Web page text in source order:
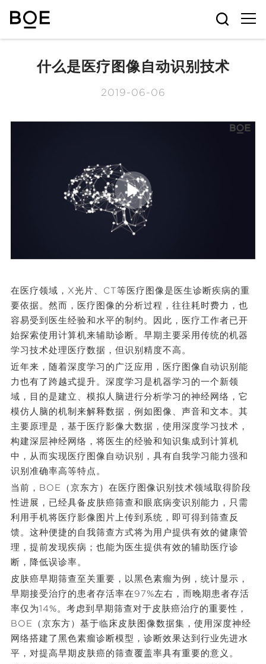
什么是医疗图像自动识别技术
2019-06-06
P
l
a
y
V
i
d
e
o
在医疗领域，X光片、CT等医疗图像是医生诊断疾病的重
要依据。然而，医疗图像的分析过程，往往耗时费力，也
容易受到医生经验和水平的制约。因此，医疗工作者已开
始探索使用计算机来辅助诊断。早期主要采用传统的机器
学习技术处理医疗数据，但识别精度不高。
近年来，随着深度学习的广泛应用，医疗图像自动识别能
力也有了跨越式提升。深度学习是机器学习的一个新领
域，目的是建立、模拟人脑进行分析学习的神经网络，它
模仿人脑的机制来解释数据，例如图像、声音和文本。其
主要原理是，基于医疗影像大数据，使用深度学习技术，
构建深层神经网络，将医生的经验和知识集成到计算机
中，从而实现医疗图像自动识别，具有自我学习能力强和
识别准确率高等特点。
当前，BOE（京东方）在医疗图像识别技术领域取得阶段
性进展，已经具备皮肤癌筛查和眼底病变识别能力，只需
利用手机将医疗影像图片上传到系统，即可得到筛查反
馈。这种便捷的自我筛查方式将为用户提供有效的健康管
理，提前发现疾病；也能为医生提供有效的辅助医疗诊
断，降低误诊率。
皮肤癌早期筛查至关重要，以黑色素瘤为例，统计显示，
早期接受治疗的患者存活率在97%左右，而晚期患者存活
率仅为14%。考虑到早期筛查对于皮肤癌治疗的重要性，
BOE（京东方）基于临床皮肤图像数据集，使用深度神经
网络搭建了黑色素瘤诊断模型，诊断效果达到行业先进水
平，对提高早期皮肤癌的筛查覆盖率具有重要的意义。